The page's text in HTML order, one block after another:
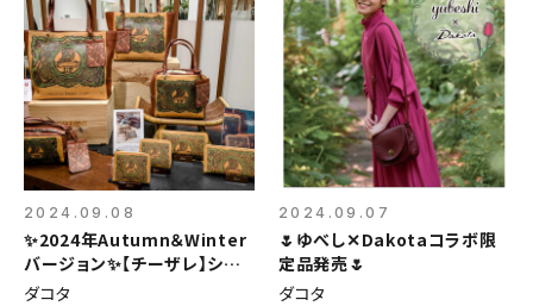
2024.09.08
✨2024年Autumn＆Winter
バージョン✨【チーザレ】シリ
ーズのご紹介
ダコタ
2024.09.07
🌷ゆべし✕Dakotaコラボ限
定品発売🌷
ダコタ